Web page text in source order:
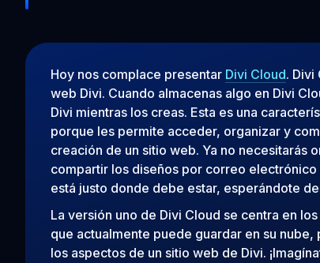
Hoy nos complace presentar Divi Cloud. Divi
web Divi. Cuando almacenas algo en Divi
Divi mientras los creas. Esta es una
porque les permite acceder, organizar y
creación de un sitio web. Ya no necesitarás
compartir los diseños por correo
está justo donde debe estar, esperándote
La versión uno de Divi Cloud se centra en
que actualmente puede guardar en su
los aspectos de un sitio web de Divi.